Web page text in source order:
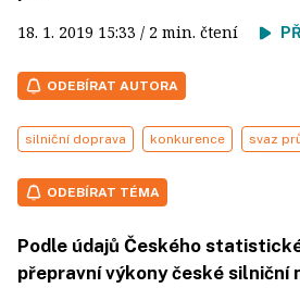
18. 1. 2019 15:33 / 2 min. čtení
ODEBÍRAT AUTORA
silniční doprava konkurence svaz
ODEBÍRAT TÉMA
Podle údajů Českého
přepravní výkony české silniční